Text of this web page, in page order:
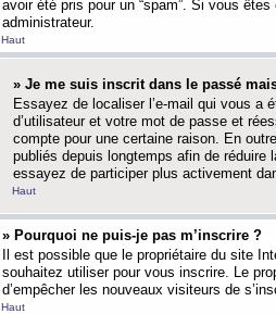
avoir été pris pour un “spam”. Si vous
administrateur.
Haut
» Je me suis inscrit dans le passé
Essayez de localiser l’e-mail qui vous a
d’utilisateur et votre mot de passe et
compte pour une certaine raison. En
publiés depuis longtemps afin de
essayez de participer plus activement
Haut
» Pourquoi ne puis-je pas m’inscrire ?
Il est possible que le propriétaire du site
souhaitez utiliser pour vous inscrire. Le
d’empêcher les nouveaux visiteurs de
Haut